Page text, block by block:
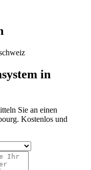
in
Sie an einen
Kostenlos und